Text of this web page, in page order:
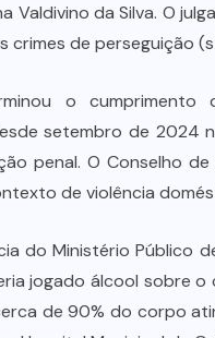
Valdivino da Silva. O
crimes de perseguição
o cumprimento
setembro de 2024
penal. O Conselho
de violência
do Ministério Público
jogado álcool sobre
de 90% do corpo
Pais impulsiona